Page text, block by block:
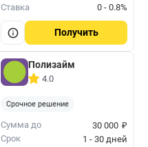
Ставка
0 - 0.8%
Получить
Полизайм
4.0
Срочное решение
Сумма до 30 000 ₽
Срок
1 - 30 дней